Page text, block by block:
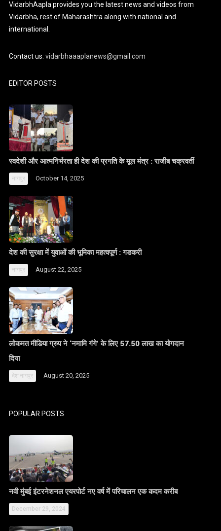
VidarbhAapla provides you the latest news and videos from
Vidarbha, rest of Maharashtra along with national and
international.
Contact us:vidarbhaaaplanews@gmail.com
EDITOR POSTS
स्वदेशी और आत्मनिर्भरता ही देश की प्रगति के मूल मंत्र : राजीब चक्रवर्ती
नागपुर October 14, 2025
देश की सुरक्षा में युवाओं की भूमिका महत्वपूर्ण : गडकरी
नागपुर August 22, 2025
लोकमत मीडिया ग्रुप ने ‘नमामि गंगे’ के लिए 57.50 लाख का योगदान
दिया
देश नागपुर August 20, 2025
POPULAR POSTS
नवी मुंबई इंटरनेशनल एयरपोर्ट नए वर्ष में परिचालन एक कदम करीब
December 29, 2024